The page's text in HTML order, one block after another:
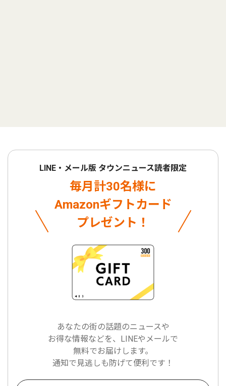
LINE・メール版 タウンニュース読者限定
毎月計30名様に
Amazonギフトカード
プレゼント！
あなたの街の話題のニュースや
お得な情報などを、LINEやメールで
無料でお届けします。
通知で見逃しも防げて便利です！